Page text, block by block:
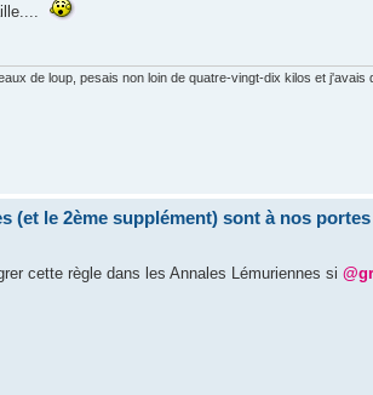
de loup, pesais non loin de quatre-vingt-dix kilos et j'avais
(et le 2ème supplément) sont à nos
cette règle dans les Annales Lémuriennes si